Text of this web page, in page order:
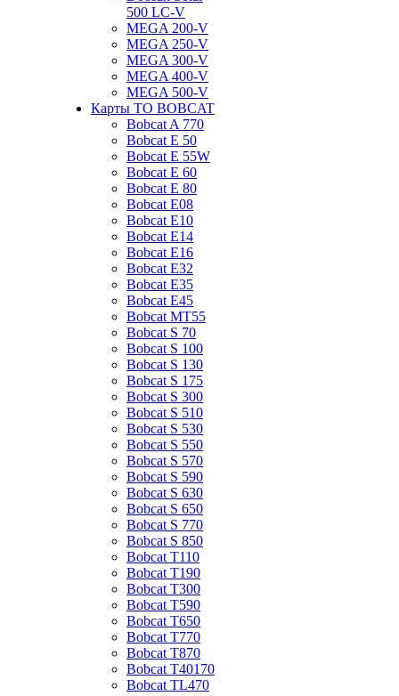
500 LC-V
MEGA 200-V
MEGA 250-V
MEGA 300-V
MEGA 400-V
MEGA 500-V
Карты ТО BOBCAT
Bobcat A 770
Bobcat E 50
Bobcat E 55W
Bobcat E 60
Bobcat E 80
Bobcat E08
Bobcat E10
Bobcat E14
Bobcat E16
Bobcat E32
Bobcat E35
Bobcat E45
Bobcat MT55
Bobcat S 70
Bobcat S 100
Bobcat S 130
Bobcat S 175
Bobcat S 300
Bobcat S 510
Bobcat S 530
Bobcat S 550
Bobcat S 570
Bobcat S 590
Bobcat S 630
Bobcat S 650
Bobcat S 770
Bobcat S 850
Bobcat T110
Bobcat T190
Bobcat T300
Bobcat T590
Bobcat T650
Bobcat T770
Bobcat T870
Bobcat T40170
Bobcat TL470